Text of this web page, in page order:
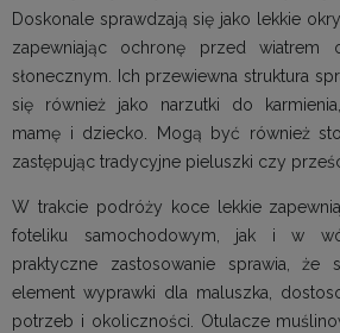
Doskonale sprawdzają się jako lekkie
zapewniając ochronę przed wiatrem
słonecznym. Ich przewiewna struktura
się również jako narzutki do
mamę i dziecko. Mogą być również
zastępując tradycyjne pieluszki czy
W trakcie podróży koce lekkie
foteliku samochodowym, jak i w
praktyczne zastosowanie sprawia, że
element wyprawki dla maluszka,
potrzeb i okoliczności. Otulacze